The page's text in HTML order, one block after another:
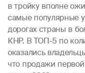
в тройку вполне
самые популярные
дорогах страны в
КНР. В ТОП-5 по
оказались
что продажи